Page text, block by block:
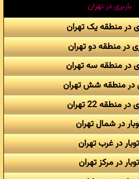
باربری در تهران
در منطقه یک تهران
در منطقه دو تهران
در منطقه سه تهران
در منطقه شش تهران
در منطقه 22 تهران
در شمال تهران
در غرب تهران
در مرکز تهران